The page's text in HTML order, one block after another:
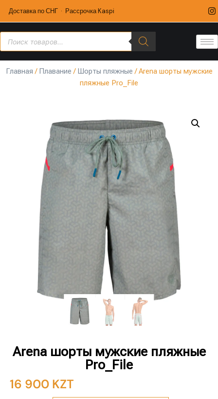
Доставка по СНГ · Рассрочка Kaspi
Главная / Плавание / Шорты пляжные / Arena шорты мужские
пляжные Pro_File
Arena шорты мужские пляжные
Pro_File
16 900 KZT